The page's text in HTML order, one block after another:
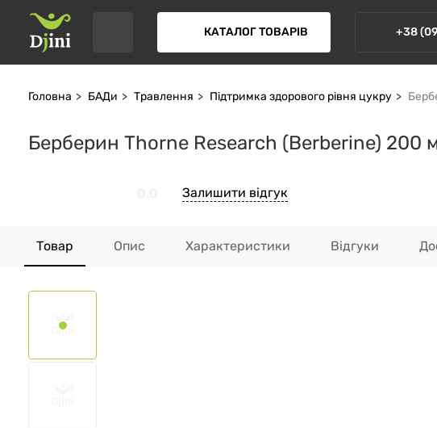
КАТАЛОГ ТОВАРІВ +38
Головна БАДи Травлення Підтримка здорового рівня цукру
Берберин Thorne Research (Berberine) 200
Залишити відгук
Товар Опис Характеристики Відгуки